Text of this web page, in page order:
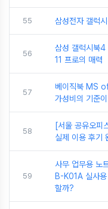
55 삼성전자 갤럭
56
삼성 갤럭시북
11 프로의 매력
57
베이직북 MS
가성비의 기준
58
[서울 공유오
실제 이용 후기
59
사무 업무용 노
B-K01A 실사
할까?